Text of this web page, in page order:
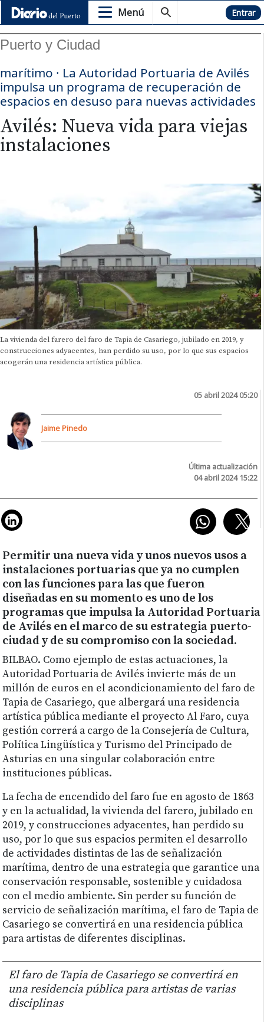
Menú Hemeroteca Entrar
Puerto y Ciudad
marítimo · La Autoridad Portuaria de Avilés
impulsa un programa de recuperación de
espacios en desuso para nuevas actividades
Avilés: Nueva vida para viejas
instalaciones
La vivienda del farero del faro de Tapia de Casariego, jubilado en 2019, y
construcciones adyacentes, han perdido su uso, por lo que sus espacios
acogerán una residencia artística pública.
05 abril 2024 05:20
Jaime Pinedo
Última actualización
04 abril 2024 15:22
Permitir una nueva vida y unos nuevos usos a
instalaciones portuarias que ya no cumplen
con las funciones para las que fueron
diseñadas en su momento es uno de los
programas que impulsa la Autoridad Portuaria
de Avilés en el marco de su estrategia puerto-
ciudad y de su compromiso con la sociedad.
BILBAO. Como ejemplo de estas actuaciones, la
Autoridad Portuaria de Avilés invierte más de un
millón de euros en el acondicionamiento del faro de
Tapia de Casariego, que albergará una residencia
artística pública mediante el proyecto Al Faro, cuya
gestión correrá a cargo de la Consejería de Cultura,
Política Lingüística y Turismo del Principado de
Asturias en una singular colaboración entre
instituciones públicas.
La fecha de encendido del faro fue en agosto de 1863
y en la actualidad, la vivienda del farero, jubilado en
2019, y construcciones adyacentes, han perdido su
uso, por lo que sus espacios permiten el desarrollo
de actividades distintas de las de señalización
marítima, dentro de una estrategia que garantice una
conservación responsable, sostenible y cuidadosa
con el medio ambiente. Sin perder su función de
servicio de señalización marítima, el faro de Tapia de
Casariego se convertirá en una residencia pública
para artistas de diferentes disciplinas.
El faro de Tapia de Casariego se convertirá en
una residencia pública para artistas de varias
disciplinas